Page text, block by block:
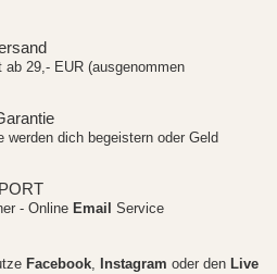
ab 29,- EUR (ausgenommen
werden dich begeistern oder Geld
- Online Email Service
Facebook, Instagram oder denLive